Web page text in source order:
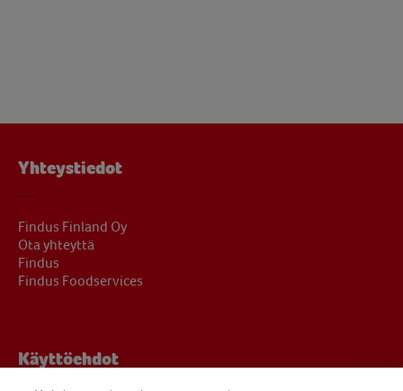
Yhteystiedot
Findus Finland Oy
Ota yhteyttä
Findus
Findus Foodservices
Käyttöehdot